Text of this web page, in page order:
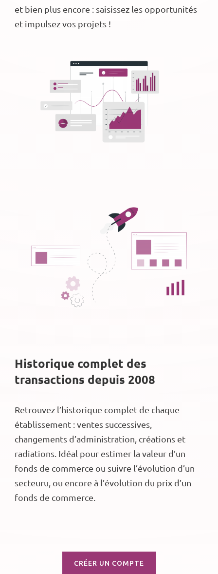
et bien plus encore : saisissez les opportunités
et impulsez vos projets !
Historique complet des
transactions depuis 2008
Retrouvez l’historique complet de chaque
établissement : ventes successives,
changements d’administration, créations et
radiations. Idéal pour estimer la valeur d’un
fonds de commerce ou suivre l’évolution d’un
secteuru, ou encore à l’évolution du prix d’un
fonds de commerce.
CRÉER UN COMPTE